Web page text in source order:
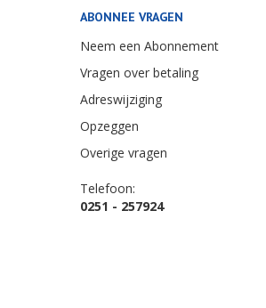
ABONNEE VRAGEN
Neem een Abonnement
Vragen over betaling
Adreswijziging
Opzeggen
Overige vragen
Telefoon:
0251 - 257924